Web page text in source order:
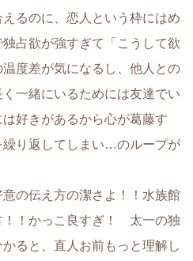
るのに、恋人という枠にはめ
占欲が強すぎて「こうして欲
度差が気になるし、他人との
一緒にいるためには友達でい
好きがあるから心が葛藤す
繰り返してしまい…のループが
の伝え方の潔さよ！！水族館
！！かっこ良すぎ！ 太一の独
ると、直人お前もっと理解し